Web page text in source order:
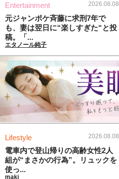
Entertainment 2026.08.08
元ジャンポケ斉藤に求刑7年で
も、妻は翌日に“楽しすぎた“と投
稿。「...
エタノール純子
Lifestyle 2026.08.08
電車内で登山帰りの高齢女性2人
組が“まさかの行為”。リュックを
使っ...
maki